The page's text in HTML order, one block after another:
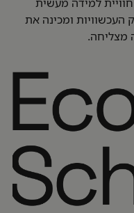
העכשוויות ומכינה את
מצליחה.